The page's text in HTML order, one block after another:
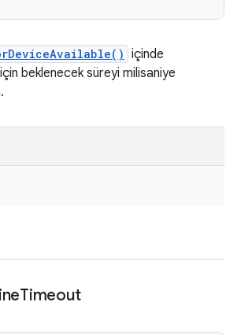
içinde
için beklenecek süreyi milisaniye
Timeout